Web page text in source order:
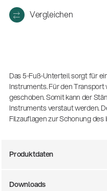
Spielfeldrand
Fachkraft für
(m/w/d)
Ausbildung | freie
Vergleichen
Das 5-Fuß-Unterteil sorgt für
Instruments. Für den
geschoben. Somit kann der
Instruments verstaut werden.
Filzauflagen zur Schonung
Produktdaten
Downloads